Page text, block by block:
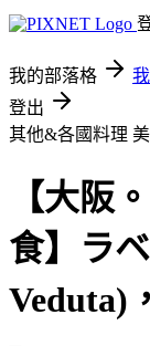
我的部落格
登出
其他&各國料理
【大阪
食】ラ
Veduta)